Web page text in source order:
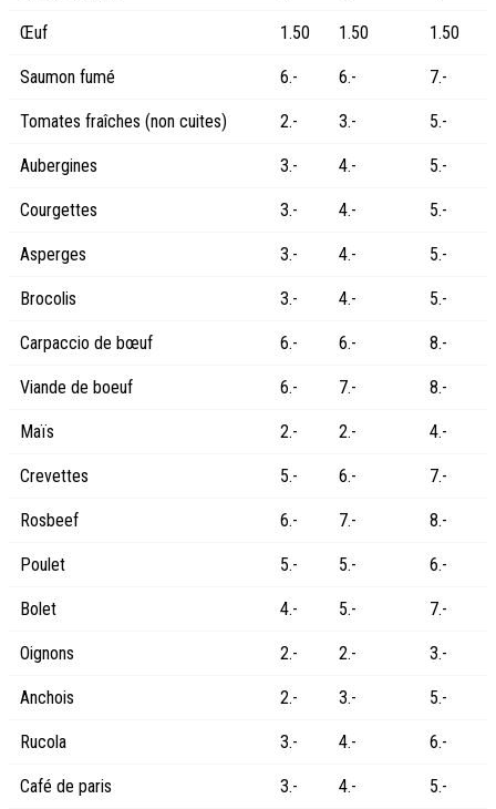
Œuf 1.50 1.50 1.50
Saumon fumé 6.- 6.- 7.-
Tomates fraîches (non cuites) 2.- 3.- 5.-
Aubergines 3.- 4.- 5.-
Courgettes 3.- 4.- 5.-
Asperges 3.- 4.- 5.-
Brocolis 3.- 4.- 5.-
Carpaccio de bœuf 6.- 6.- 8.-
Viande de boeuf 6.- 7.- 8.-
Maïs 2.- 2.- 4.-
Crevettes 5.- 6.- 7.-
Rosbeef 6.- 7.- 8.-
Poulet 5.- 5.- 6.-
Bolet 4.- 5.- 7.-
Oignons 2.- 2.- 3.-
Anchois 2.- 3.- 5.-
Rucola 3.- 4.- 6.-
Café de paris 3.- 4.- 5.-